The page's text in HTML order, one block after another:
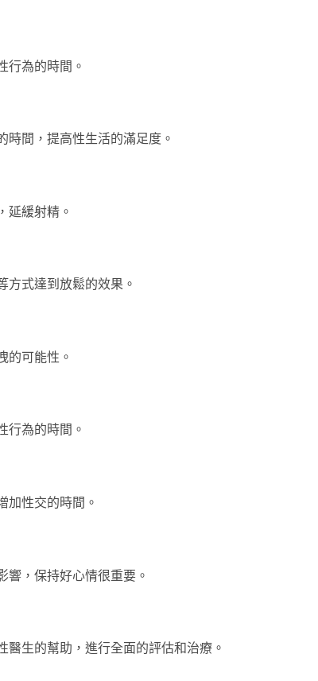
行為的時間。
間，提高性生活的滿足度。
延緩射精。
方式達到放鬆的效果。
的可能性。
行為的時間。
加性交的時間。
響，保持好心情很重要。
生的幫助，進行全面的評估和治療。